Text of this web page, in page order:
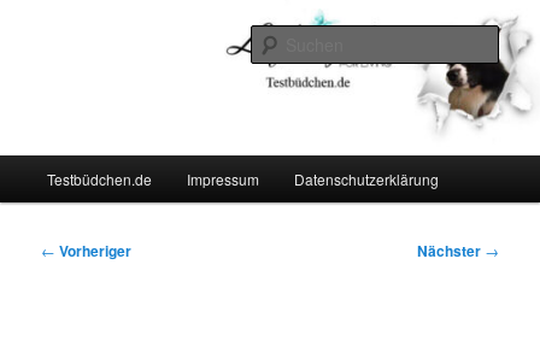
Testbüdchen.de Impressum Datenschutzerklärung
Beitragsnavigation
← Vorheriger Nächster →